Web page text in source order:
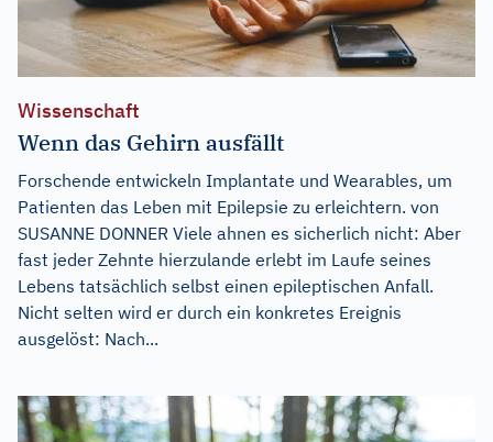
Wissenschaft
Wenn das Gehirn ausfällt
Forschende entwickeln Implantate und Wearables, um
Patienten das Leben mit Epilepsie zu erleichtern. von
SUSANNE DONNER Viele ahnen es sicherlich nicht: Aber
fast jeder Zehnte hierzulande erlebt im Laufe seines
Lebens tatsächlich selbst einen epileptischen Anfall.
Nicht selten wird er durch ein konkretes Ereignis
ausgelöst: Nach...